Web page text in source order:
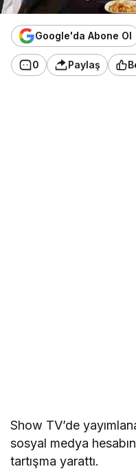
Google'da Abone Ol
0 Paylaş
Show TV’de
sosyal medya
tartışma yarattı.